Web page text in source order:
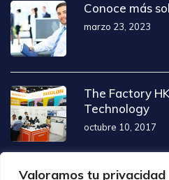
Valoramos tu privacidad
Conoce más
marzo 23, 2023
The Factory
Technology
octubre 10, 2017
The Factory